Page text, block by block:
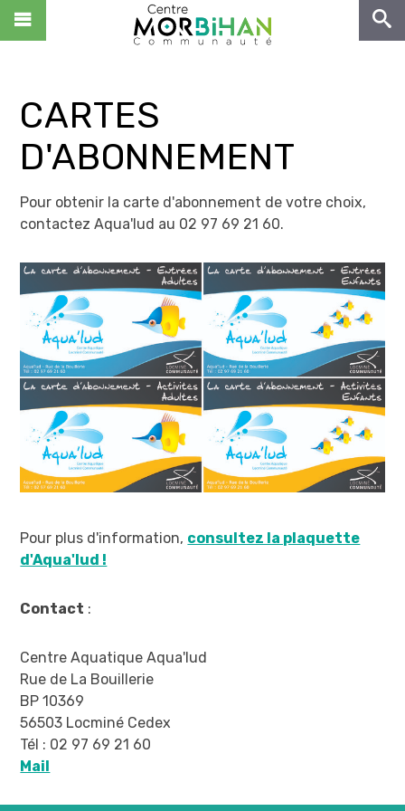
NOUS CONNAÎTRE
ENTREPRENDRE
DÉCOUVRIR
ACCÈS RAPIDES
Centre Morbihan Culture
Centre Morbihan Tourisme
Hubenerco
Portail Déchets
MON COMPTE
LIENS PRATIQUES
Marchés publics
Contact et Horaires
Zone de Kerjean
CS 10369
Tél : 02.97.44.22.58
Fax : 02.97.44.29.68
Contact
CARTES
D'ABONNEMENT
Pour obtenir la carte d'abonnement de votre choix,
contactez Aqua'lud au 02 97 69 21 60.
Pour plus d'information, consultez la plaquette
d'Aqua'lud !
Contact :
Centre Aquatique Aqua'lud
Rue de La Bouillerie
BP 10369
56503 Locminé Cedex
Tél : 02 97 69 21 60
Mail